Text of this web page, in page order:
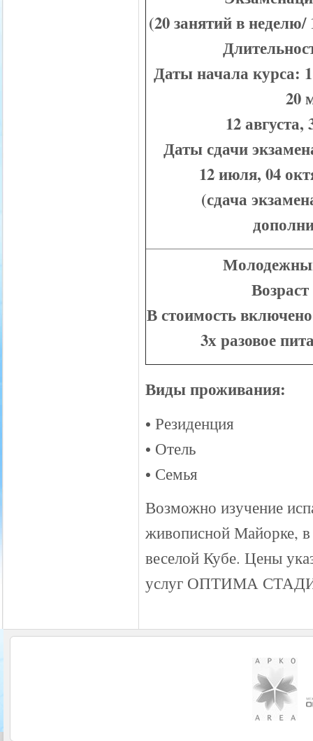
(20 занятий в неделю/
Даты начала курса:
20
12 августа,
Даты сдачи
12 июля, 04
(сдача
Возраст
В стоимость
3х разовое
Виды проживания:
• Резиденция
• Отель
• Семья
Возможно изучение
живописной Майорке, в
веселой Кубе. Цены
услуг ОПТИМА СТАДИ